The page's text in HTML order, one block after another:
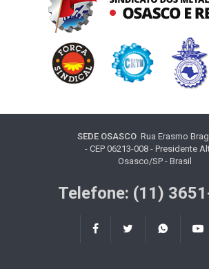
SEDE OSASCORua Erasmo
- CEP 06213-008 - Presidente
Osasco/SP - Brasil
Telefone: (11)